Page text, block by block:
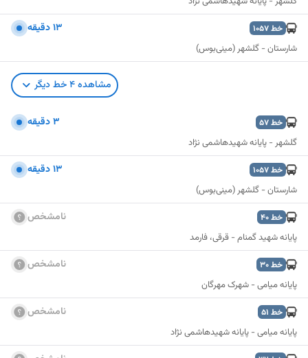
خط1057 ۱۳ دقیقه
شارستان - گلشهر (مینی‌بوس)
مشاهده4خط دیگر
خط57 ۳ دقیقه
گلشهر - پایانه شهیدهاشمی نژاد
خط1057 ۱۳ دقیقه
شارستان - گلشهر (مینی‌بوس)
خط40 نامشخص
پایانه شهید گمنام - قرقی، فارمد
خط30 نامشخص
پایانه میامی - شهرک مهرگان
خط 51 نامشخص
پایانه میامی - پایانه شهیدهاشمی نژاد